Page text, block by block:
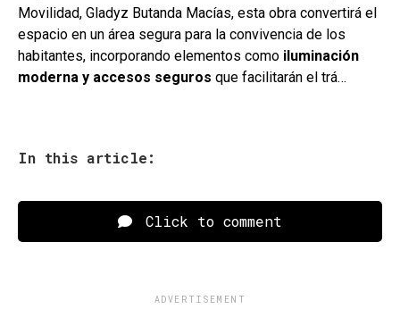
Movilidad, Gladyz Butanda Macías, esta obra convertirá el
espacio en un área segura para la convivencia de los
habitantes, incorporando elementos como iluminación
moderna y accesos seguros que facilitarán el trá…
In this article:
Click to comment
ADVERTISEMENT